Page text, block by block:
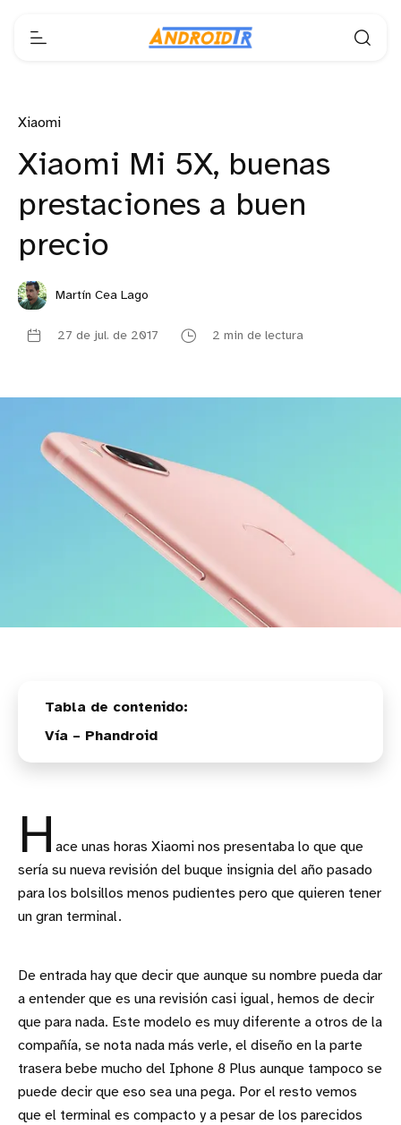
Xiaomi
Xiaomi Mi 5X, buenas
prestaciones a buen
precio
Martín Cea Lago
27 de jul. de 2017 2 min de lectura
Vía – Phandroid
H ace unas horas Xiaomi nos presentaba lo que que
sería su nueva revisión del buque insignia del año pasado
para los bolsillos menos pudientes pero que quieren tener
un gran terminal.
De entrada hay que decir que aunque su nombre pueda dar
a entender que es una revisión casi igual, hemos de decir
que para nada. Este modelo es muy diferente a otros de la
compañía, se nota nada más verle, el diseño en la parte
trasera bebe mucho del Iphone 8 Plus aunque tampoco se
puede decir que eso sea una pega. Por el resto vemos
que el terminal es compacto y a pesar de los parecidos